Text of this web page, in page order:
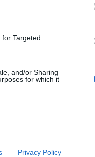
Targeted
and/or Sharing
for which it
Privacy Policy
προς το τέλος
που δεν του
με ένα
του Σακίλ